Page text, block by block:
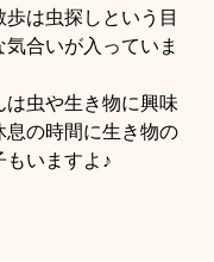
歩は虫探しという目
合いが入っていま
虫や生き物に興味
息の時間に生き物の
もいますよ♪